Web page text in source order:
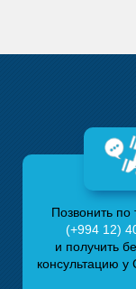
Позвонить
(+994 12)
и получить
консультацию у